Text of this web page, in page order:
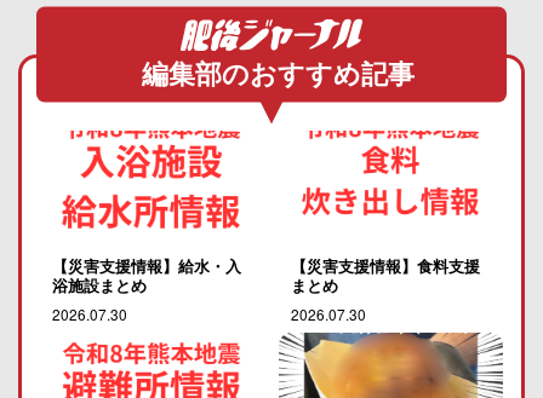
編集部のおすすめ記事
【災害支援情報】給水・入
浴施設まとめ
2026.07.30
【災害支援情報】食料支援
まとめ
2026.07.30